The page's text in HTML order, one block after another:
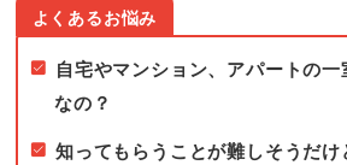
運
自宅やマンション、アパートの
なの？
知ってもらうことが難しそうだ